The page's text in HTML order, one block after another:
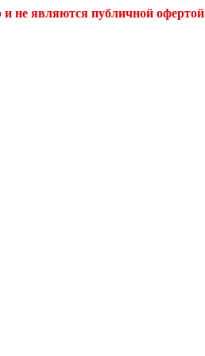
не являются публичной офертой